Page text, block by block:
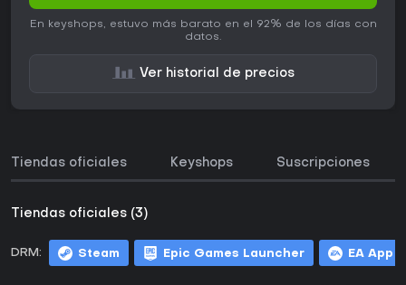
En keyshops, estuvo más barato en el 92% de los días con
datos.
Ver historial de precios
Tiendas oficiales Keyshops Suscripciones
Tiendas oficiales (3)
DRM: Steam Epic Games Launcher EA App